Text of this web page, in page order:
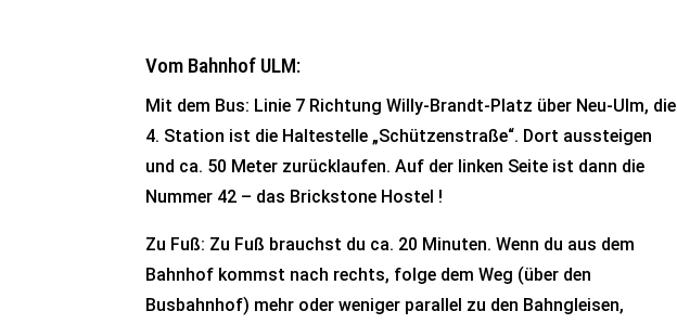
Vom Bahnhof ULM:
Mit dem Bus: Linie 7 Richtung Willy-Brandt-Platz über Neu-Ulm, die
4. Station ist die Haltestelle „Schützenstraße“. Dort aussteigen
und ca. 50 Meter zurücklaufen. Auf der linken Seite ist dann die
Nummer 42 – das Brickstone Hostel !
Zu Fuß: Zu Fuß brauchst du ca. 20 Minuten. Wenn du aus dem
Bahnhof kommst nach rechts, folge dem Weg (über den
Busbahnhof) mehr oder weniger parallel zu den Bahngleisen,